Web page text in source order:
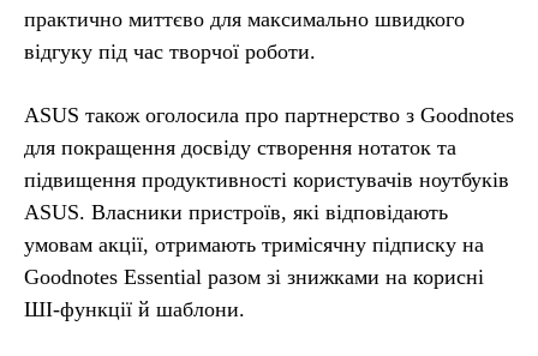
практично миттєво для максимально швидкого
відгуку під час творчої роботи.
ASUS також оголосила про партнерство з Goodnotes
для покращення досвіду створення нотаток та
підвищення продуктивності користувачів ноутбуків
ASUS. Власники пристроїв, які відповідають
умовам акції, отримають тримісячну підписку на
Goodnotes Essential разом зі знижками на корисні
ШІ-функції й шаблони.